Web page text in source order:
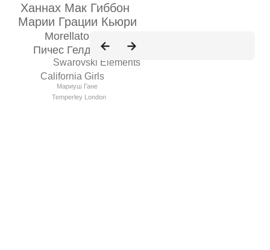
Ханнах Мак Гиббон
Марии Грации Кьюри
Morellato
Пичес Гелдоф
Swarovski Elements
California Girls
Мариуш Гане
Vanessa Paradis
Temperley London